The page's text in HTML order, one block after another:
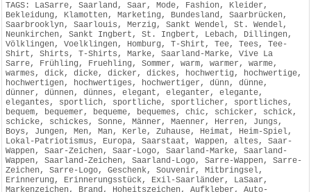
TAGS: LaSarre, Saarland, Saar, Mode, Fashion, Kleider,
Bekleidung, Klamotten, Marketing, Bundesland, Saarbrücken,
Saarbrooklyn, Saarlouis, Merzig, Sankt Wendel, St. Wendel,
Neunkirchen, Sankt Ingbert, St. Ingbert, Lebach, Dillingen,
Völklingen, Voelklingen, Homburg, T-Shirt, Tee, Tees, Tee-
Shirt, Shirts, T-Shirts, Marke, Saarland-Marke, Vive La
Sarre, Frühling, Fruehling, Sommer, warm, warmer, warme,
warmes, dick, dicke, dicker, dickes, hochwertig, hochwertige,
hochwertigen, hochwertiges, hochwertiger, dünn, dünne,
dünner, dünnen, dünnes, elegant, eleganter, elegante,
elegantes, sportlich, sportliche, sportlicher, sportliches,
bequem, bequemer, bequeme, bequemes, chic, schicker, schick,
schicke, schickes, Sonne, Männer, Maenner, Herren, Jungs,
Boys, Jungen, Men, Man, Kerle, Zuhause, Heimat, Heim-Spiel,
Lokal-Patriotismus, Europa, Saarstaat, Wappen, altes, Saar-
Wappen, Saar-Zeichen, Saar-Logo, Saarland-Marke, Saarland-
Wappen, Saarland-Zeichen, Saarland-Logo, Sarre-Wappen, Sarre-
Zeichen, Sarre-Logo, Geschenk, Souvenir, Mitbringsel,
Erinnerung, Erinnerungsstück, Exil-Saarländer, LaSaar,